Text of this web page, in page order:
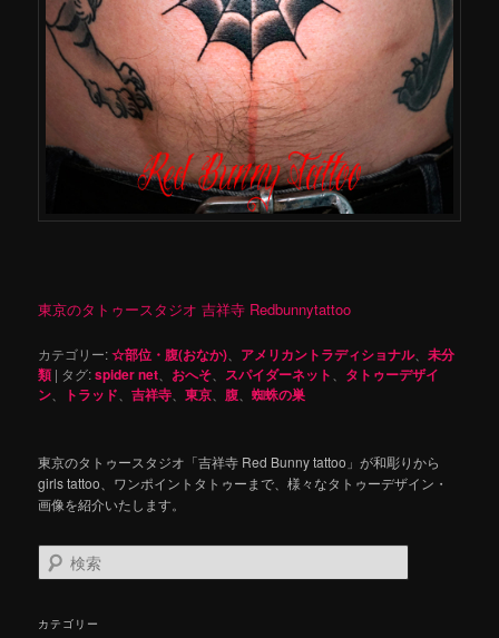
東京のタトゥースタジオ 吉祥寺 Redbunnytattoo
カテゴリー:☆部位・腹(おなか) アメリカントラディショナル、未分
類 | タグ:spider net おへそ スパイダーネット
タトゥーデザイ
ン
トラッド 、吉祥寺 、東京 腹 、蜘蛛の巣
東京のタトゥースタジオ「吉祥寺 Red Bunny tattoo」が和彫りから
girls tattoo、ワンポイントタトゥーまで、様々なタトゥーデザイン・
画像を紹介いたします。
検
索
カテゴリー